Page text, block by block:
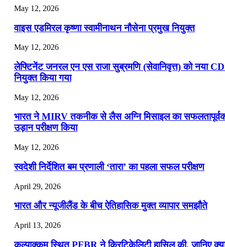
May 12, 2026
वाइस एडमिरल कृष्णा स्वामीनाथन नौसेना प्रमुख नियुक्त
May 12, 2026
लेफ्टिनेंट जनरल एन एस राजा सुब्रमणि (सेवानिवृत्त) को नया
नियुक्त किया गया
May 12, 2026
भारत ने MIRV तकनीक से लैस अग्नि मिसाइल का
उड़ान परीक्षण किया
May 12, 2026
स्वदेशी निर्देशित बम प्रणाली ‘तारा’ का पहला सफल परीक्षण
April 29, 2026
भारत और न्यूजीलैंड के बीच ऐतिहासिक मुक्त व्यापार समझौते
April 13, 2026
कल्पाक्कम स्थित PFBR ने क्रिटिकेलिटी हासिल की, जानिए